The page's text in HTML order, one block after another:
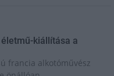
kiállítása a
francia alkotóművész